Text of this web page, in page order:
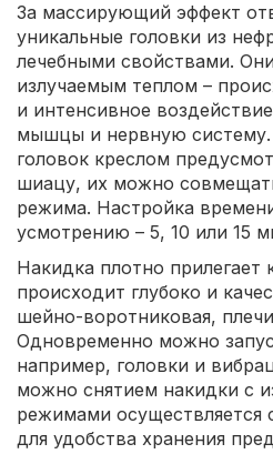
За массирующий эффект
уникальные головки из
лечебными свойствами.
излучаемым теплом –
и интенсивное
мышцы и нервную
головок креслом
шиацу, их можно
режима. Настройка
усмотрению – 5, 10 или 15
Накидка плотно прилегает
происходит глубоко и
шейно-воротниковая,
Одновременно можно
например, головки и
можно снятием накидки с
режимами осуществляется
для удобства хранения